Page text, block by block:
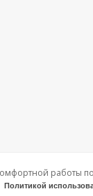
работы
Политикой